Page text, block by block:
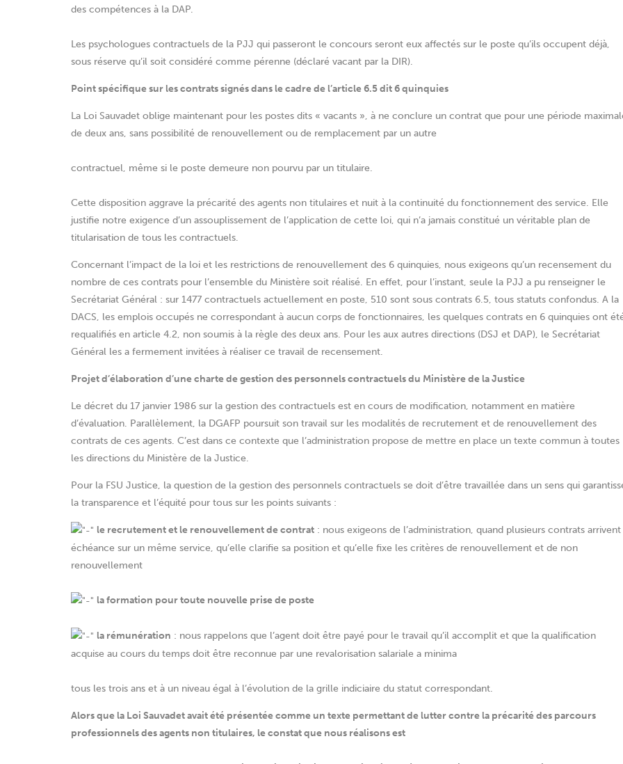
des compétences à la DAP.
Les psychologues contractuels de la PJJ qui passeront le concours seront eux affectés sur le poste qu’ils occupent déjà,
sous réserve qu’il soit considéré comme pérenne (déclaré vacant par la DIR).
Point spécifique sur les contrats signés dans le cadre de l’article 6.5 dit 6 quinquies
La Loi Sauvadet oblige maintenant pour les postes dits « vacants », à ne conclure un contrat que pour une période
de deux ans, sans possibilité de renouvellement ou de remplacement par un autre
contractuel, même si le poste demeure non pourvu par un titulaire.
Cette disposition aggrave la précarité des agents non titulaires et nuit à la continuité du fonctionnement des service. Elle
justifie notre exigence d’un assouplissement de l’application de cette loi, qui n’a jamais constitué un véritable plan de
titularisation de tous les contractuels.
Concernant l’impact de la loi et les restrictions de renouvellement des 6 quinquies, nous exigeons qu’un recensement du
nombre de ces contrats pour l’ensemble du Ministère soit réalisé. En effet, pour l’instant, seule la PJJ a pu renseigner le
Secrétariat Général : sur 1477 contractuels actuellement en poste, 510 sont sous contrats 6.5, tous statuts confondus. A la
DACS, les emplois occupés ne correspondant à aucun corps de fonctionnaires, les quelques contrats en 6 quinquies ont
requalifiés en article 4.2, non soumis à la règle des deux ans. Pour les aux autres directions (DSJ et DAP), le Secrétariat
Général les a fermement invitées à réaliser ce travail de recensement.
Projet d’élaboration d’une charte de gestion des personnels contractuels du Ministère de la Justice
Le décret du 17 janvier 1986 sur la gestion des contractuels est en cours de modification, notamment en matière
d’évaluation. Parallèlement, la DGAFP poursuit son travail sur les modalités de recrutement et de renouvellement des
contrats de ces agents. C’est dans ce contexte que l’administration propose de mettre en place un texte commun à toutes
les directions du Ministère de la Justice.
Pour la FSU Justice, la question de la gestion des personnels contractuels se doit d’être travaillée dans un sens qui
la transparence et l’équité pour tous sur les points suivants :
le recrutement et le renouvellement de contrat : nous exigeons de l’administration, quand plusieurs contrats arrivent
échéance sur un même service, qu’elle clarifie sa position et qu’elle fixe les critères de renouvellement et de non
renouvellement
la formation pour toute nouvelle prise de poste
la rémunération : nous rappelons que l’agent doit être payé pour le travail qu’il accomplit et que la qualification
acquise au cours du temps doit être reconnue par une revalorisation salariale a minima
tous les trois ans et à un niveau égal à l’évolution de la grille indiciaire du statut correspondant.
Alors que la Loi Sauvadet avait été présentée comme un texte permettant de lutter contre la précarité des parcours
professionnels des agents non titulaires, le constat que nous réalisons est